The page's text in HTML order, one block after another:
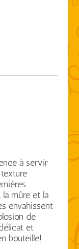
à servir
mûre et la
envahissent
de
et
bouteille!